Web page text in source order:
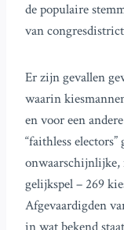
de populaire
van
Er zijn gevallen
waarin
en voor een
“faithless
onwaarschijnlijke,
gelijkspel – 269
Afgevaardigden